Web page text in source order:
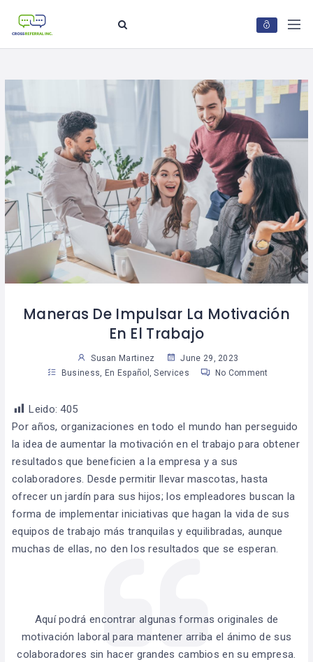
Maneras De Impulsar La Motivación
En El Trabajo
Susan Martinez
June 29, 2023
Business
En Español ,Services No Comment
Leido: 405
Por años, organizaciones en todo el mundo han perseguido
la idea de aumentar la motivación en el trabajo para obtener
resultados que beneficien a la empresa y a sus
colaboradores. Desde permitir llevar mascotas, hasta
ofrecer un jardín para sus hijos; los empleadores buscan la
forma de implementar iniciativas que hagan la vida de sus
equipos de trabajo más tranquilas y equilibradas, aunque
muchas de ellas, no den los resultados que se esperan.
Aquí podrá encontrar algunas formas originales de
motivación laboral para mantener arriba el ánimo de sus
colaboradores sin hacer grandes cambios en su empresa.